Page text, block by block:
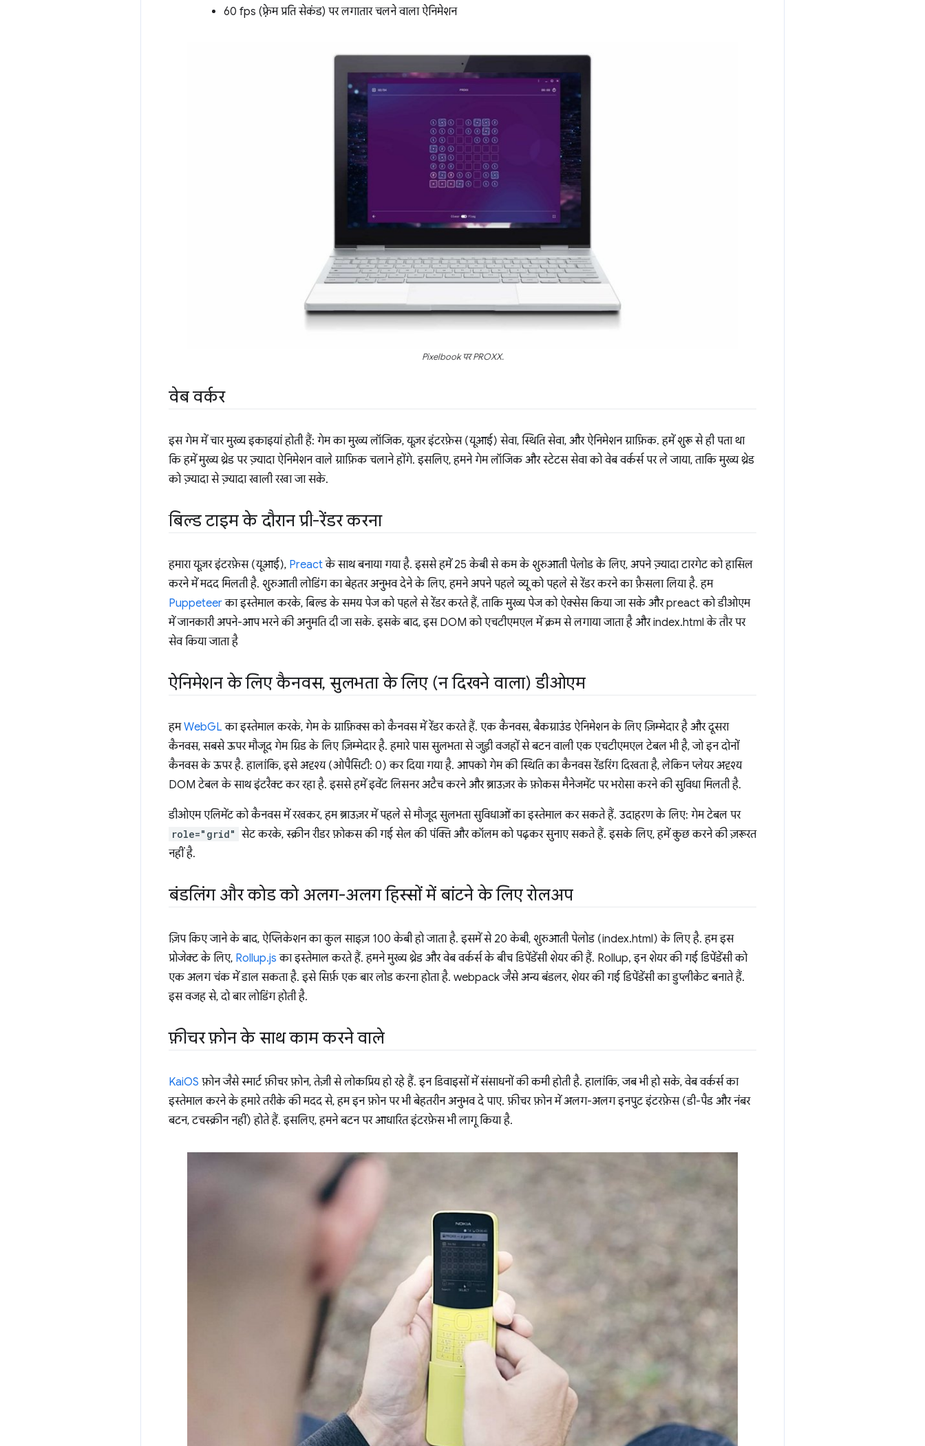
60 fps (फ़्रेम प्रति सेकंड) पर लगातार चलने वाला ऐनिमेशन
Pixelbook पर PROXX.
वेब वर्कर
इस गेम में चार मुख्य इकाइयां होती हैं: गेम का मुख्य लॉजिक, यूज़र इंटरफ़ेस (यूआई) सेवा, स्थिति सेवा, और ऐनिमेशन ग्राफ़िक. हमें शुरू से ही पता था
कि हमें मुख्य थ्रेड पर ज़्यादा ऐनिमेशन वाले ग्राफ़िक चलाने होंगे. इसलिए, हमने गेम लॉजिक और स्टेटस सेवा को वेब वर्कर्स पर ले जाया, ताकि मुख्य थ्रेड
को ज़्यादा से ज़्यादा खाली रखा जा सके.
बिल्ड टाइम के दौरान प्री-रेंडर करना
हमारा यूज़र इंटरफ़ेस (यूआई), Preactके साथ बनाया गया है. इससे हमें 25 केबी से कम के शुरुआती पेलोड के लिए, अपने ज़्यादा टारगेट को हासिल
करने में मदद मिलती है. शुरुआती लोडिंग का बेहतर अनुभव देने के लिए, हमने अपने पहले व्यू को पहले से रेंडर करने का फ़ैसला लिया है. हम
Puppeteerका इस्तेमाल करके, बिल्ड के समय पेज को पहले से रेंडर करते हैं, ताकि मुख्य पेज को ऐक्सेस किया जा सके और preact को डीओएम
में जानकारी अपने-आप भरने की अनुमति दी जा सके. इसके बाद, इस DOM को एचटीएमएल में क्रम से लगाया जाता है और index.html के तौर पर
सेव किया जाता है
ऐनिमेशन के लिए कैनवस, सुलभता के लिए (न दिखने वाला) डीओएम
हमWebGL का इस्तेमाल करके, गेम के ग्राफ़िक्स को कैनवस में रेंडर करते हैं. एक कैनवस, बैकग्राउंड ऐनिमेशन के लिए ज़िम्मेदार है और दूसरा
कैनवस, सबसे ऊपर मौजूद गेम ग्रिड के लिए ज़िम्मेदार है. हमारे पास सुलभता से जुड़ी वजहों से बटन वाली एक एचटीएमएल टेबल भी है, जो इन दोनों
कैनवस के ऊपर है. हालांकि, इसे अदृश्य (ओपैसिटी: 0) कर दिया गया है. आपको गेम की स्थिति का कैनवस रेंडरिंग दिखता है, लेकिन प्लेयर अदृश्य
DOM टेबल के साथ इंटरैक्ट कर रहा है. इससे हमें इवेंट लिसनर अटैच करने और ब्राउज़र के फ़ोकस मैनेजमेंट पर भरोसा करने की सुविधा मिलती है.
डीओएम एलिमेंट को कैनवस में रखकर, हम ब्राउज़र में पहले से मौजूद सुलभता सुविधाओं का इस्तेमाल कर सकते हैं. उदाहरण के लिए: गेम टेबल पर
role="grid" सेट करके, स्क्रीन रीडर फ़ोकस की गई सेल की पंक्ति और कॉलम को पढ़कर सुनाए सकते हैं. इसके लिए, हमें कुछ करने की ज़रूरत
नहीं है.
बंडलिंग और कोड को अलग-अलग हिस्सों में बांटने के लिए रोलअप
ज़िप किए जाने के बाद, ऐप्लिकेशन का कुल साइज़ 100 केबी हो जाता है. इसमें से 20 केबी, शुरुआती पेलोड (index.html) के लिए है. हम इस
प्रोजेक्ट के लिए, Rollup.js का इस्तेमाल करते हैं. हमने मुख्य थ्रेड और वेब वर्कर्स के बीच डिपेंडेंसी शेयर की हैं. Rollup, इन शेयर की गई डिपेंडेंसी को
एक अलग चंक में डाल सकता है. इसे सिर्फ़ एक बार लोड करना होता है. webpack जैसे अन्य बंडलर, शेयर की गई डिपेंडेंसी का डुप्लीकेट बनाते हैं.
इस वजह से, दो बार लोडिंग होती है.
फ़ीचर फ़ोन के साथ काम करने वाले
KaiOS फ़ोन जैसे स्मार्ट फ़ीचर फ़ोन, तेज़ी से लोकप्रिय हो रहे हैं. इन डिवाइसों में संसाधनों की कमी होती है. हालांकि, जब भी हो सके, वेब वर्कर्स का
इस्तेमाल करने के हमारे तरीके की मदद से, हम इन फ़ोन पर भी बेहतरीन अनुभव दे पाए. फ़ीचर फ़ोन में अलग-अलग इनपुट इंटरफ़ेस (डी-पैड और नंबर
बटन, टचस्क्रीन नहीं) होते हैं. इसलिए, हमने बटन पर आधारित इंटरफ़ेस भी लागू किया है.